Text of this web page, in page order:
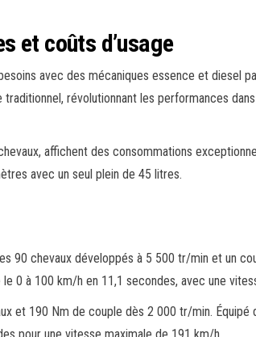
et coûts d’usage
avec des mécaniques essence et diesel
révolutionnant les performances
affichent des consommations
avec un seul plein de 45 litres.
90 chevaux développés à 5 500 tr/min et un
0 à 100 km/h en 11,1 secondes, avec une
et 190 Nm de couple dès 2 000 tr/min.